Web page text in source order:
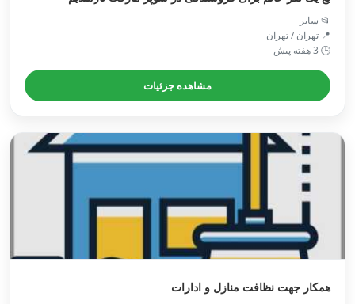
📂 سایر
📍 تهران / تهران
🕒 3 هفته پیش
مشاهده جزئیات
همکار جهت نظافت منازل و ادارات